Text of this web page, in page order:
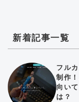
新着記事一覧
フル
制作
向い
は？